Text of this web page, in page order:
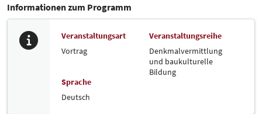
Informationen zum Programm
Veranstaltungsart
Vortrag
Veranstaltungsreihe
Denkmalvermittlung
und baukulturelle
Bildung
Sprache
Deutsch